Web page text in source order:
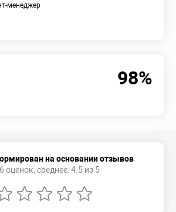
менеджер
98%
на основании отзывов
оценок, среднее: 4.5 из 5